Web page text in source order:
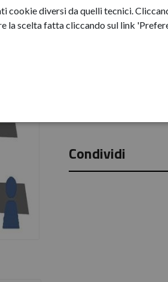
cookie diversi da quelli tecnici.
la scelta fatta cliccando sul link
Anno-2025
Condividi